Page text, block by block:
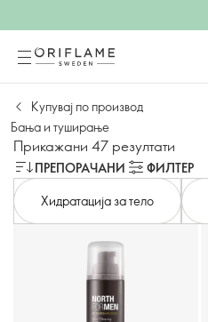
Купувај по производ
Бања и туширање
Прикажани 47 резултати
ПРЕПОРАЧАНИ
ФИЛТЕР
Хидратација за тело